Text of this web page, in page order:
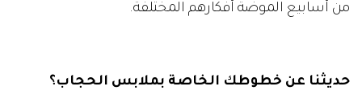
من أسابيع الموضة أفكارهم المختلفة.
حديثنا عن خطوطك الخاصة بملابس الحجاب؟